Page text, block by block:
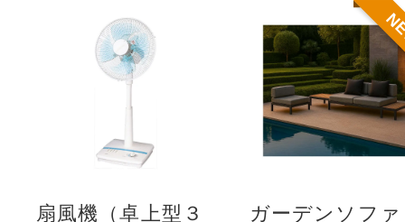
扇風機（卓上型３
ガーデンソファ